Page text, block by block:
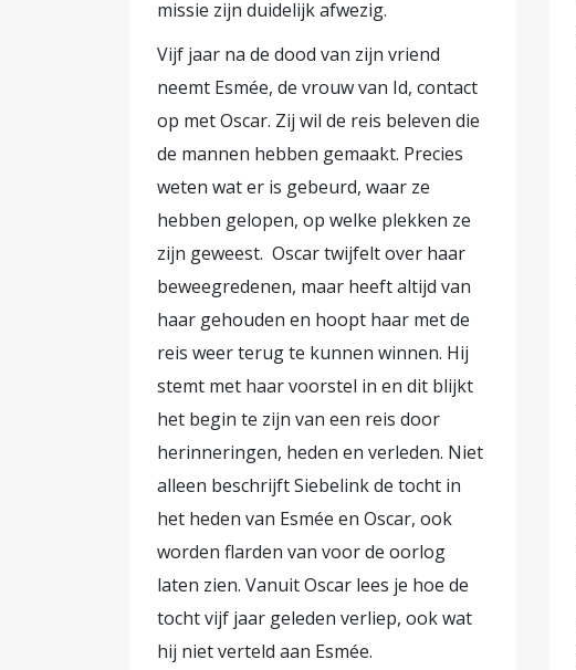
missie zijn duidelijk afwezig.
Vijf jaar na de dood van zijn vriend
neemt Esmée, de vrouw van Id, contact
op met Oscar. Zij wil de reis beleven die
de mannen hebben gemaakt. Precies
weten wat er is gebeurd, waar ze
hebben gelopen, op welke plekken ze
zijn geweest. Oscar twijfelt over haar
beweegredenen, maar heeft altijd van
haar gehouden en hoopt haar met de
reis weer terug te kunnen winnen. Hij
stemt met haar voorstel in en dit blijkt
het begin te zijn van een reis door
herinneringen, heden en verleden. Niet
alleen beschrijft Siebelink de tocht in
het heden van Esmée en Oscar, ook
worden flarden van voor de oorlog
laten zien. Vanuit Oscar lees je hoe de
tocht vijf jaar geleden verliep, ook wat
hij niet verteld aan Esmée.